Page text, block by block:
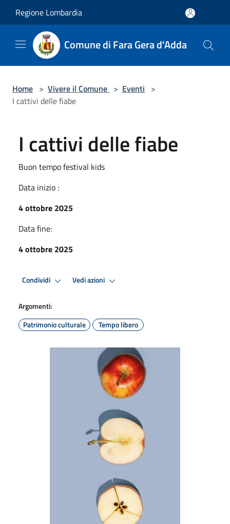
Regione Lombardia
Comune di Fara Gera d'Adda
Home > Vivere il Comune > Eventi >
I cattivi delle fiabe
I cattivi delle fiabe
Buon tempo festival kids
Data inizio :
4 ottobre 2025
Data fine:
4 ottobre 2025
Condividi Vedi azioni
Argomenti:
Patrimonio culturale
Tempo libero